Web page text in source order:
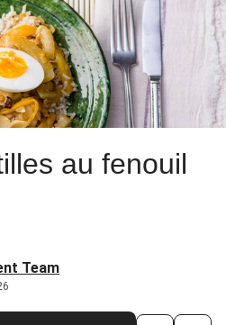
au fenouil
Team